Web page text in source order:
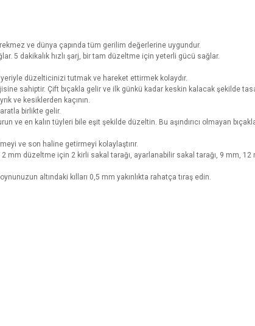
ve dünya çapında tüm gerilim değerlerine uygundur.
5 dakikalık hızlı şarj, bir tam düzeltme için yeterli gücü sağlar.
düzelticinizi tutmak ve hareket ettirmek kolaydır.
sahiptir. Çift bıçakla gelir ve ilk günkü kadar keskin kalacak şekilde
ve kesiklerden kaçının.
birlikte gelir.
en kalın tüyleri bile eşit şekilde düzeltin. Bu aşındırıcı olmayan
ve son haline getirmeyi kolaylaştırır.
mm düzeltme için 2 kirli sakal tarağı, ayarlanabilir sakal tarağı, 9 mm, 12
altındaki kılları 0,5 mm yakınlıkta rahatça tıraş edin.